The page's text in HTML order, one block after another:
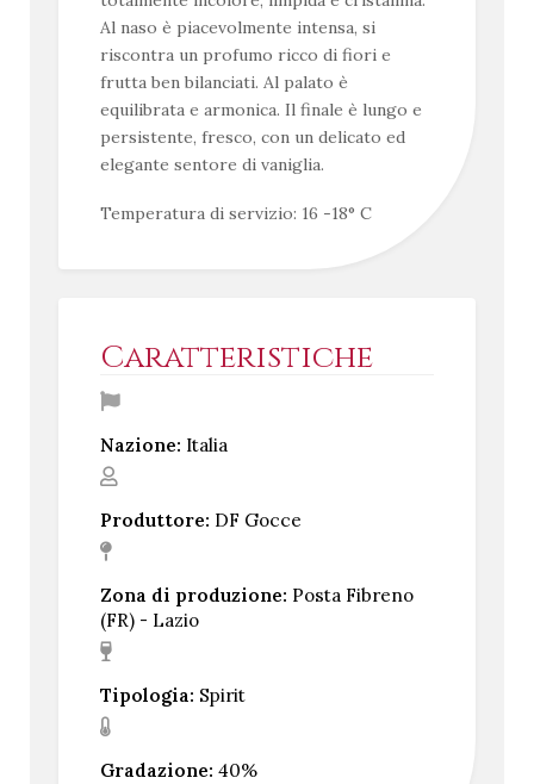
Al naso è piacevolmente intensa, si
riscontra un profumo ricco di fiori e
frutta ben bilanciati. Al palato è
equilibrata e armonica. Il finale è lungo e
persistente, fresco, con un delicato ed
elegante sentore di vaniglia.
Temperatura di servizio: 16 -18° C
Caratteristiche
Nazione: Italia
Produttore: DF Gocce
Zona di produzione: Posta Fibreno
(FR) - Lazio
Tipologia: Spirit
Gradazione: 40%